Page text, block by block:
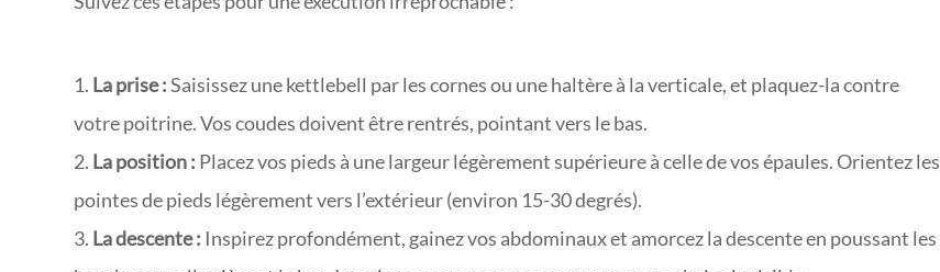
La prise :Saisissez une kettlebell par les cornes ou une haltère à la verticale, et plaquez-la contre
votre poitrine. Vos coudes doivent être rentrés, pointant vers le bas.
La position : Placez vos pieds à une largeur légèrement supérieure à celle de vos épaules. Orientez les
pointes de pieds légèrement vers l’extérieur (environ 15-30 degrés).
La descente : Inspirez profondément, gainez vos abdominaux et amorcez la descente en poussant les